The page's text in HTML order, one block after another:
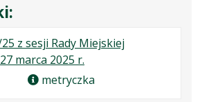
z sesji Rady Miejskiej
marca 2025 r.
Plik
Rozmiar
Otwiera
metryczka